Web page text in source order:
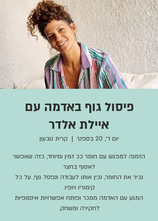
פיסול גוף באדמה עם
איילת אלדר
יום ד׳, 20 בספט׳
  |
קרית טבעון
הזמנה למפגש עם חומר ככ זמין ומיוחד, כזה שאפשר
נכיר את החומר, נכין אותו לעבודה ונפסל גוף, על כל
המגע עם האדמה ממכר ופותח אפשרויות אינסופיות
לחקירה ומשחק.